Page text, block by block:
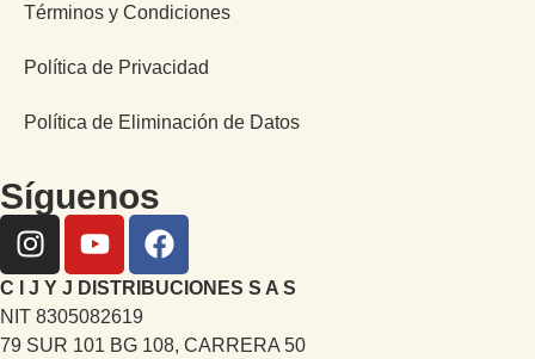
Términos y Condiciones
Política de Privacidad
Política de Eliminación de Datos
Síguenos
C I J Y J DISTRIBUCIONES S A S
NIT 8305082619
79 SUR 101 BG 108, CARRERA 50